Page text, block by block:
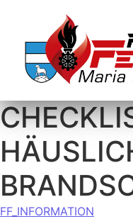
FF_INFORMATION